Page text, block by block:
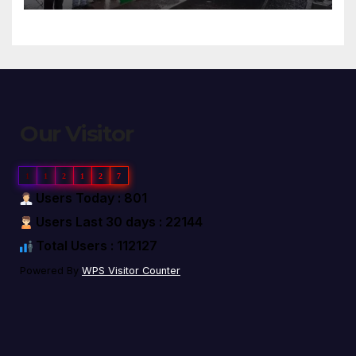
1 1 2 1 2 7
Users Today : 801
Users Last 30 days : 22144
Total Users : 112127
Powered By WPS Visitor Counter